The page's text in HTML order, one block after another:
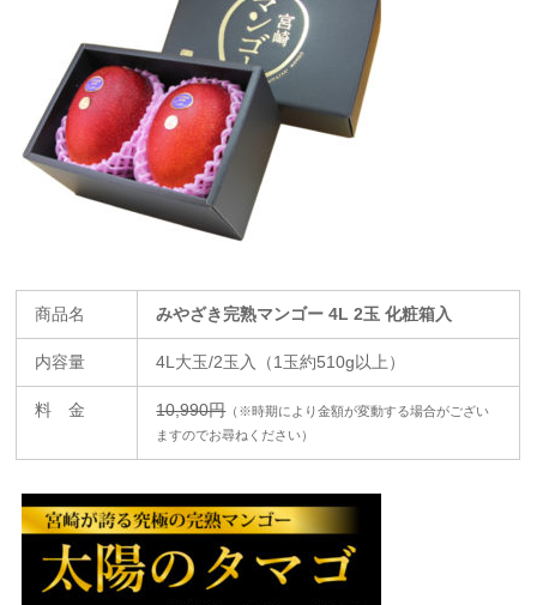
商品名 みやざき完熟マンゴー 4L 2玉 化粧箱入
内容量 4L大玉/2玉入（1玉約510g以上）
料 金 10,990円（※時期により金額が変動する場合がござい
ますのでお尋ねください）